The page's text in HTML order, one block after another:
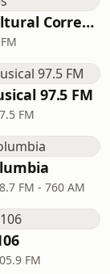
Radio Cultural Corredores
97.5 FM
FM
FM - 760 AM
FM